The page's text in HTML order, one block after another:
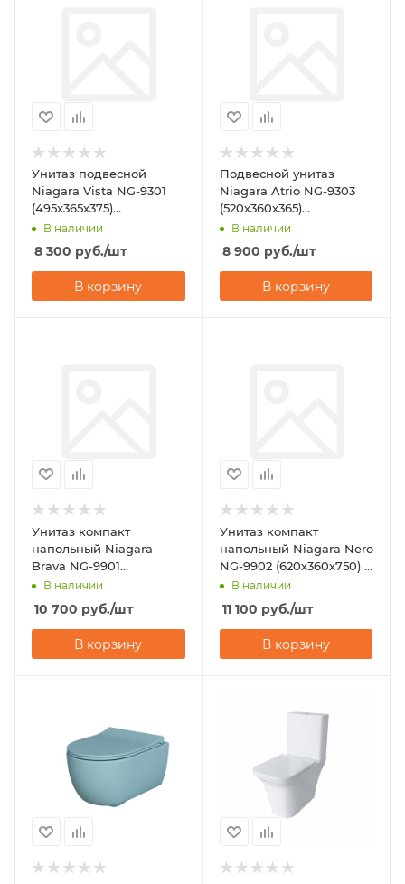
Унитаз подвесной
Niagara Vista NG-9301
(495х365х375)
горизонтальный выпуск
В наличии
8 300 руб./шт
В корзину
Подвесной унитаз
Niagara Atrio NG-9303
(520х360х365)
горизонтальный выпуск
В наличии
8 900 руб./шт
В корзину
Унитаз компакт
напольный Niagara
Brava NG-9901
(630х360х740) с
микролифтом
В наличии
10 700 руб./шт
В корзину
Унитаз компакт
напольный Niagara Nero
NG-9902 (620х360х750) с
микролифтом
В наличии
11 100 руб./шт
В корзину